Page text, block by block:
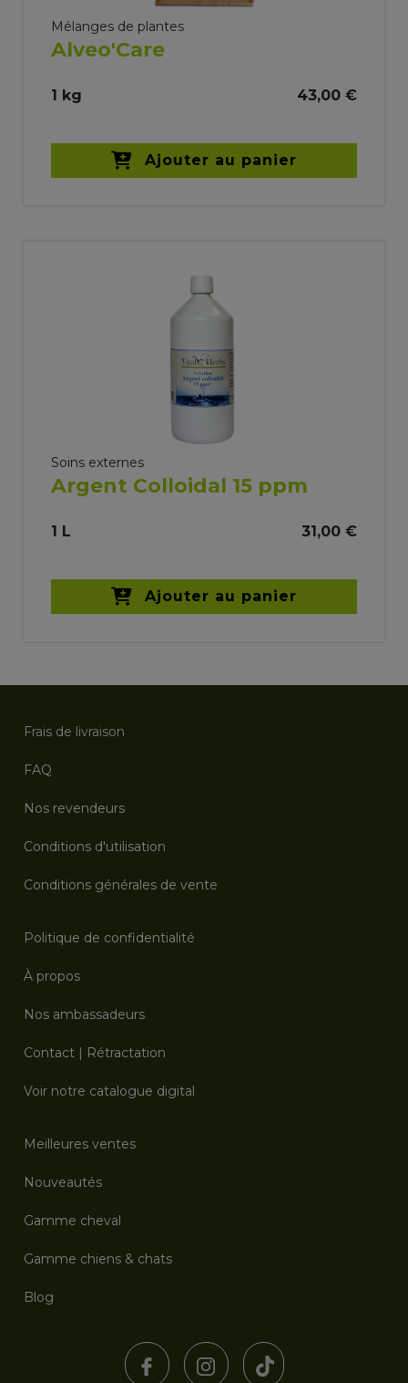
Mélanges de plantes
Alveo'Care
1 kg 43,00 €
Ajouter au panier
Soins externes
Argent Colloidal 15 ppm
1 L 31,00 €
Ajouter au panier
Frais de livraison
FAQ
Nos revendeurs
Conditions d'utilisation
Conditions générales de vente
Politique de confidentialité
À propos
Nos ambassadeurs
Contact | Rétractation
Voir notre catalogue digital
Meilleures ventes
Nouveautés
Gamme cheval
Gamme chiens & chats
Blog